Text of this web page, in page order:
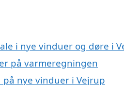
i nye vinduer og døre i
på varmeregningen
nye vinduer i Vejrup